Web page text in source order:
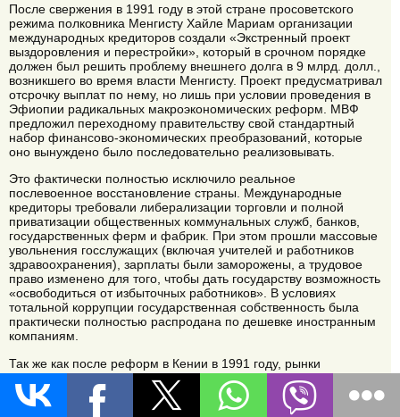
После свержения в 1991 году в этой стране просоветского
режима полковника Менгисту Хайле Мариам организации
международных кредиторов создали «Экстренный проект
выздоровления и перестройки», который в срочном порядке
должен был решить проблему внешнего долга в 9 млрд. долл.,
возникшего во время власти Менгисту. Проект предусматривал
отсрочку выплат по нему, но лишь при условии проведения в
Эфиопии радикальных макроэкономических реформ. МВФ
предложил переходному правительству свой стандартный
набор финансово-экономических преобразований, которые
оно вынуждено было последовательно реализовывать.
Это фактически полностью исключило реальное
послевоенное восстановление страны. Международные
кредиторы требовали либерализации торговли и полной
приватизации общественных коммунальных служб, банков,
государственных ферм и фабрик. При этом прошли массовые
увольнения госслужащих (включая учителей и работников
здравоохранения), зарплаты были заморожены, а трудовое
право изменено для того, чтобы дать государству возможность
«освободиться от избыточных работников». В условиях
тотальной коррупции государственная собственность была
практически полностью распродана по дешевке иностранным
компаниям.
Так же как после реформ в Кении в 1991 году, рынки
сельскохозяйственной продукции Эфиопии оказались в руках
больших сельскохозяйственных корпораций. Международные
кредиторы вынудили правительство отказаться от контроля